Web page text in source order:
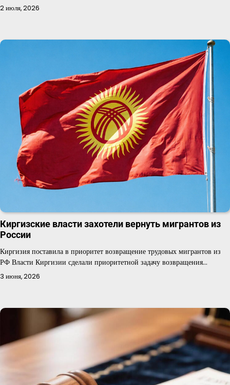
2 июля, 2026
Киргизские власти захотели вернуть мигрантов из
России
Киргизия поставила в приоритет возвращение трудовых мигрантов из
РФ Власти Киргизии сделали приоритетной задачу возвращения…
3 июня, 2026